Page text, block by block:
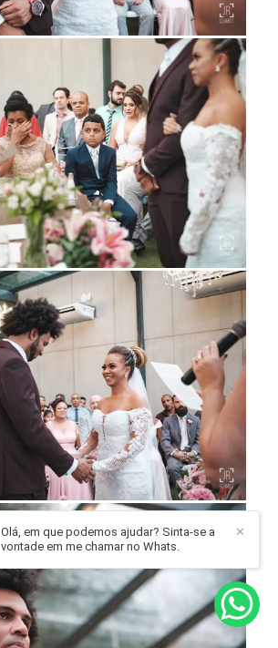
✕
Olá, em que podemos ajudar? Sinta-se a
vontade em me chamar no Whats.